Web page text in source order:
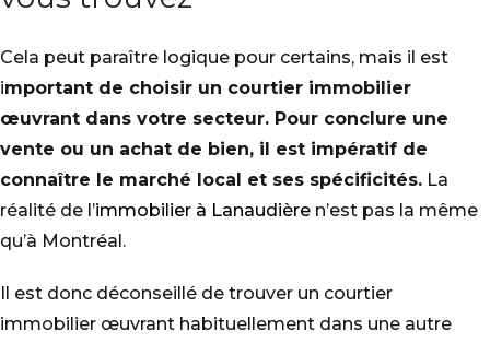
Cela peut paraître logique pour certains, mais il est
important de choisir un courtier immobilier
œuvrant dans votre secteur. Pour conclure une
vente ou un achat de bien, il est impératif de
connaître le marché local et ses spécificités. La
réalité de l’immobilier à Lanaudière n’est pas la même
qu’à Montréal.
Il est donc déconseillé de trouver un courtier
immobilier œuvrant habituellement dans une autre